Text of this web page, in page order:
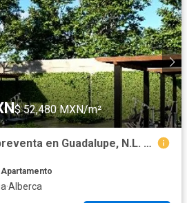
$ 52,480 MXN/m²
Departamentos en preventa en Guadalupe, N.L. en zona Linda Vista
Apartamento
·Alberca